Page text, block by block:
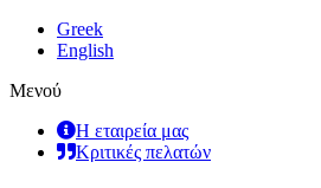
Greek
English
Μενού
Η εταιρεία μας
Κριτικές πελατών